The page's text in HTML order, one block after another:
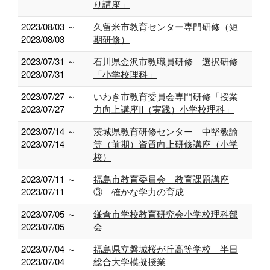
り講座」
2023/08/03 ～
2023/08/03
久留米市教育センター専門研修（短
期研修）
2023/07/31 ～
2023/07/31
石川県金沢市教職員研修 選択研修
「小学校理科」
2023/07/27 ～
2023/07/27
いわき市教育委員会専門研修「授業
力向上講座Ⅱ（実践）小学校理科」
2023/07/14 ～
2023/07/14
茨城県教育研修センター 中堅教諭
等（前期）資質向上研修講座（小学
校）
2023/07/11 ～
2023/07/11
福島市教育委員会 教育課題講座
③ 確かな学力の育成
2023/07/05 ～
2023/07/05
鎌倉市学校教育研究会小学校理科部
会
2023/07/04 ～
2023/07/04
福島県立磐城桜が丘高等学校 半日
総合大学模擬授業